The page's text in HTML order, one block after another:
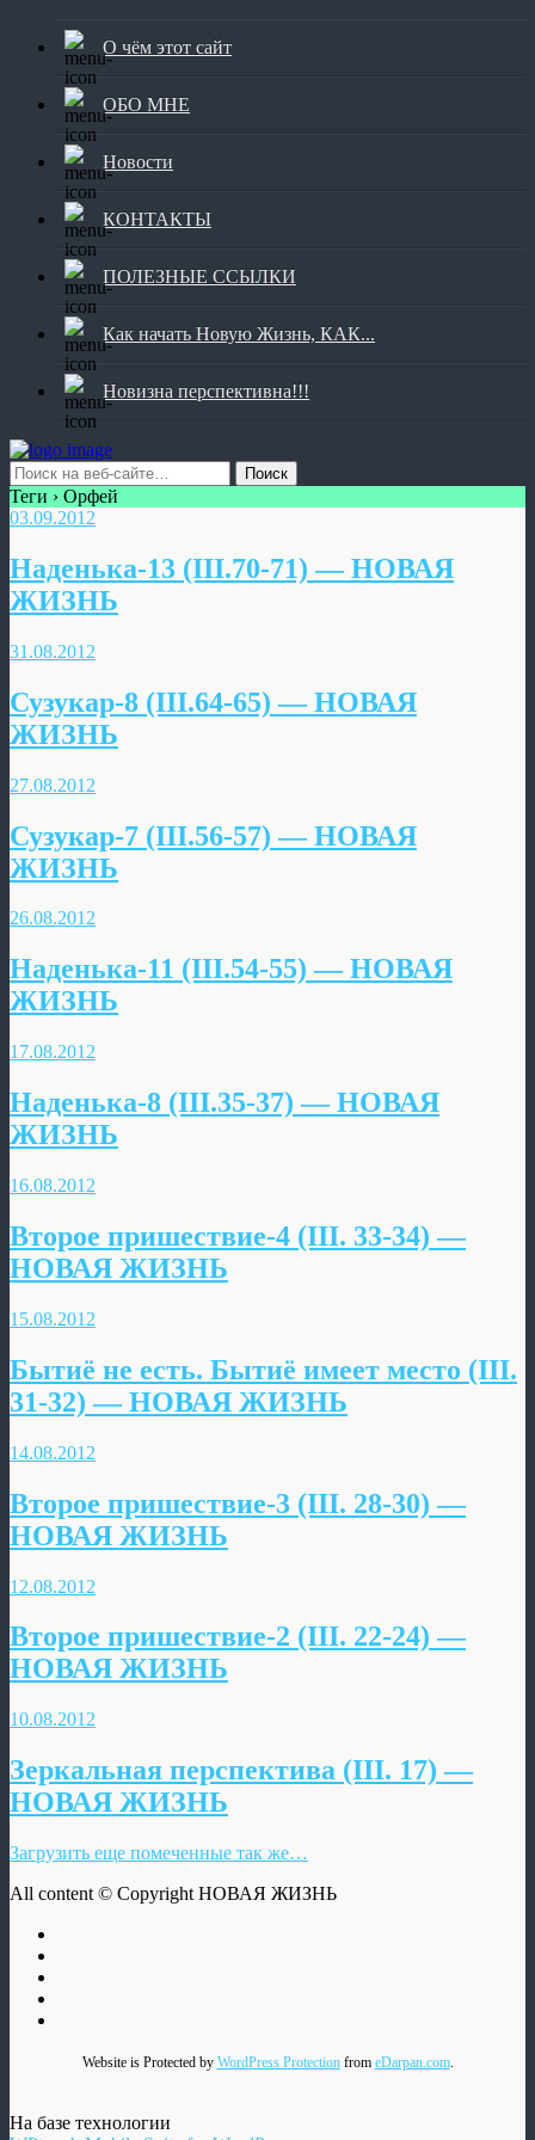
О чём этот сайт
ОБО МНЕ
Новости
КОНТАКТЫ
ПОЛЕЗНЫЕ ССЫЛКИ
Как начать Новую Жизнь, КАК...
Новизна перспективна!!!
Теги › Орфей
03.09.2012
Наденька-13 (III.70-71) — НОВАЯ
ЖИЗНЬ
31.08.2012
Сузукар-8 (III.64-65) — НОВАЯ
ЖИЗНЬ
27.08.2012
Сузукар-7 (III.56-57) — НОВАЯ
ЖИЗНЬ
26.08.2012
Наденька-11 (III.54-55) — НОВАЯ
ЖИЗНЬ
17.08.2012
Наденька-8 (III.35-37) — НОВАЯ
ЖИЗНЬ
16.08.2012
Второе пришествие-4 (III. 33-34) —
НОВАЯ ЖИЗНЬ
15.08.2012
Бытиё не есть. Бытиё имеет место (III.
31-32) — НОВАЯ ЖИЗНЬ
14.08.2012
Второе пришествие-3 (III. 28-30) —
НОВАЯ ЖИЗНЬ
12.08.2012
Второе пришествие-2 (III. 22-24) —
НОВАЯ ЖИЗНЬ
10.08.2012
Зеркальная перспектива (III. 17) —
НОВАЯ ЖИЗНЬ
Загрузить еще помеченные так же…
All content © Copyright НОВАЯ ЖИЗНЬ
Website is Protected by WordPress Protectionfrom eDarpan.com.
На базе технологии